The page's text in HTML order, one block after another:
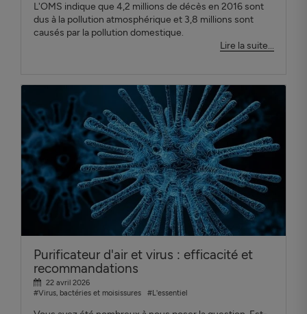
L'OMS indique que 4,2 millions de décès en 2016 sont
dus à la pollution atmosphérique et 3,8 millions sont
causés par la pollution domestique.
Lire la suite...
Purificateur d'air et virus : efficacité et
recommandations
22 avril 2026
#Virus, bactéries et moisissures
#L'essentiel